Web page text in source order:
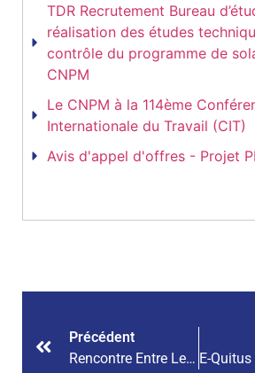
TDR Recrutement Bureau
réalisation des études
contrôle du programme de
CNPM
Le CNPM à la 114ème
Internationale du Travail (CIT)
Avis d'appel d'offres - Projet
Précédent
Rencontre Entre Le Président Du CNPM Et Le Secrétaire Général De L’OIE À Genève